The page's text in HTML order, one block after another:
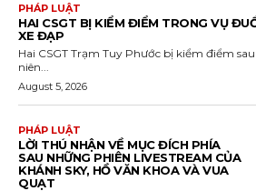
PHÁP LUẬT
HAI CSGT BỊ KIỂM ĐIỂM TRONG VỤ
XE ĐẠP
Hai CSGT Trạm Tuy Phước bị kiểm điểm
niên...
August 5, 2026
PHÁP LUẬT
LỜI THÚ NHẬN VỀ MỤC ĐÍCH PHÍA
SAU NHỮNG PHIÊN LIVESTREAM CỦA
KHÁNH SKY, HỒ VĂN KHOA VÀ VUA
QUẠT